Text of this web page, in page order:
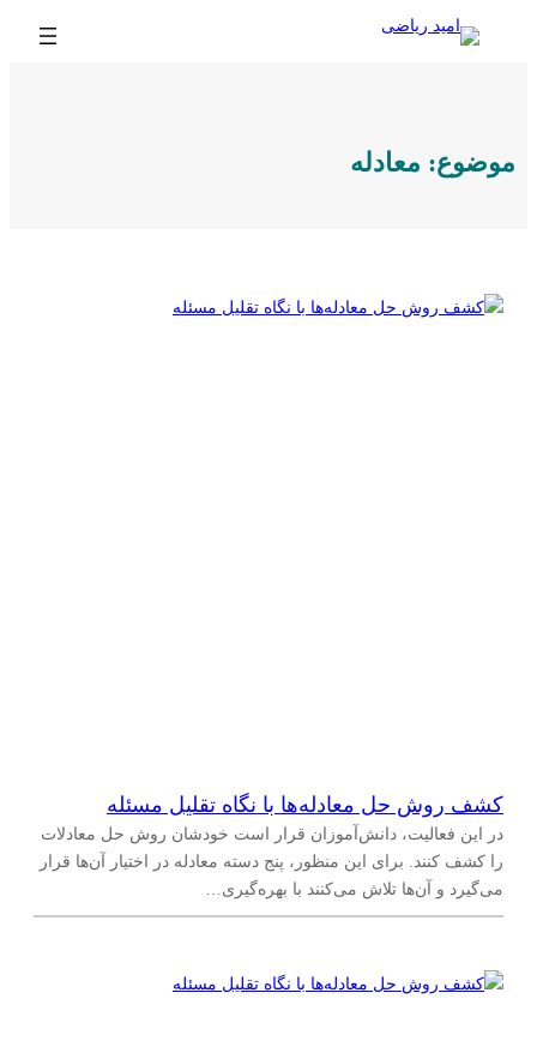
موضوع: معادله
کشف روش حل معادله‌ها با نگاه تقلیل مسئله
در این فعالیت، دانش‌آموزان قرار است خودشان روش حل معادلات
را کشف کنند. برای این منظور، پنج دسته معادله در اختیار آن‌ها قرار
می‌گیرد و آن‌ها تلاش می‌کنند با بهره‌گیری…